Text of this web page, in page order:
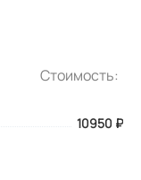
Стоимость:
10950 ₽